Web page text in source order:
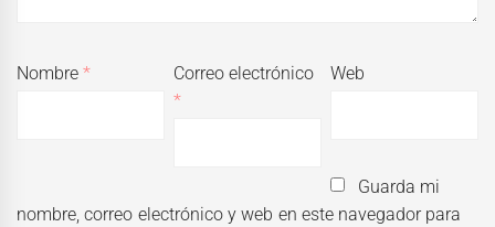
Nombre*
Correo electrónico
*
Web
Guarda mi
nombre, correo electrónico y web en este navegador para